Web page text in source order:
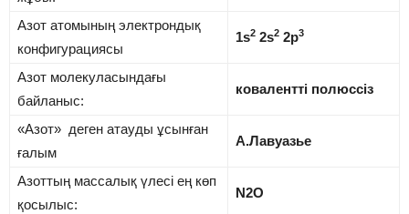
Азот атомының электрондық
конфигурациясы
1s2 2s2 2p3
Азот молекуласындағы
байланыс:
ковалентті полюссіз
«Азот» деген атауды ұсынған
ғалым
А.Лавуазье
Азоттың массалық үлесі ең көп
қосылыс:
N2O